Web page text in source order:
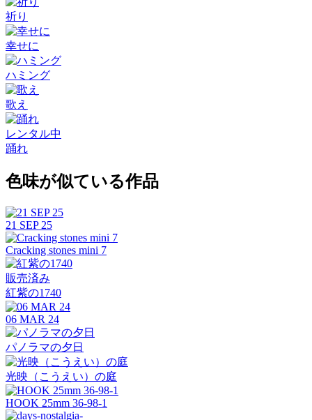
祈り
幸せに
ハミング
歌え
レンタル中
踊れ
色味が似ている作品
21 SEP 25
Cracking stones mini 7
販売済み
紅紫の1740
06 MAR 24
パノラマの夕日
光映（こうえい）の庭
HOOK 25mm 36-98-1